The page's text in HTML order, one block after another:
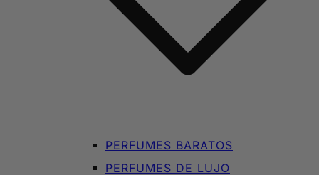
PERFUMES BARATOS
PERFUMES DE LUJO